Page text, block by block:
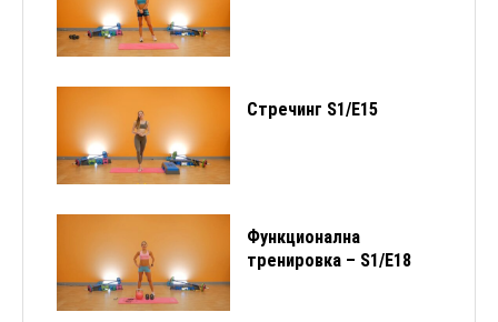
Стречинг S1/Е15
Функционална
тренировка – S1/E18